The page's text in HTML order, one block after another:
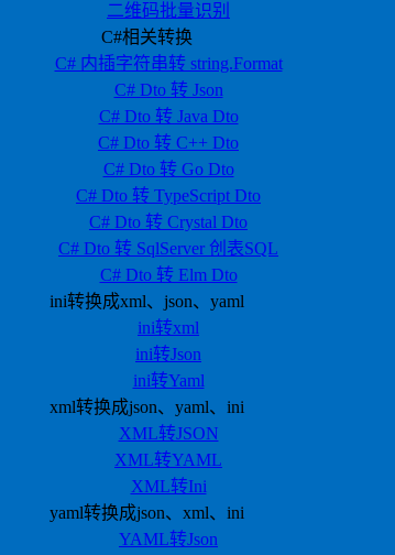
二维码批量识别
C#相关转换
C# 内插字符串转 string.Format
C# Dto 转 Json
C# Dto 转 Java Dto
C# Dto 转 C++ Dto
C# Dto 转 Go Dto
C# Dto 转 TypeScript Dto
C# Dto 转 Crystal Dto
C# Dto 转 SqlServer 创表SQL
C# Dto 转 Elm Dto
ini转换成xml、json、yaml
ini转xml
ini转Json
ini转Yaml
xml转换成json、yaml、ini
XML转JSON
XML转YAML
XML转Ini
yaml转换成json、xml、ini
YAML转Json